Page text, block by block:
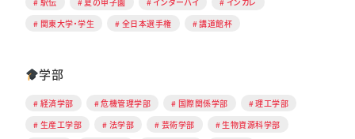
関東大学・学生
全日本選手権 講道館杯
学部
経済学部 危機管理学部 国際関係学部
理工学部
生産工学部
法学部 芸術学部
生物資源科学部